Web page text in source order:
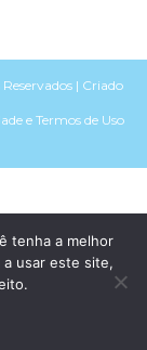
| Criado
e Termos de Uso
tenha a melhor
usar este site,